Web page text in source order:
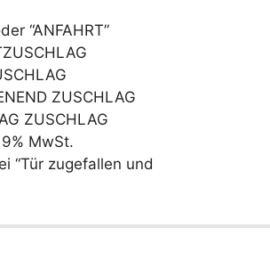
“ANFAHRT”
ZUSCHLAG
ZUSCHLAG
MwSt.
“Tür zugefallen und